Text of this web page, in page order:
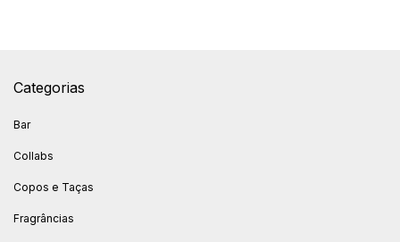
Categorias
Bar
Collabs
Copos e Taças
Fragrâncias